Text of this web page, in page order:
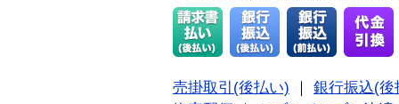
売掛取引(後払い)
銀行振込(後